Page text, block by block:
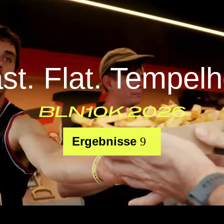
Flat.
BLN10K 2026
Ergebnisse